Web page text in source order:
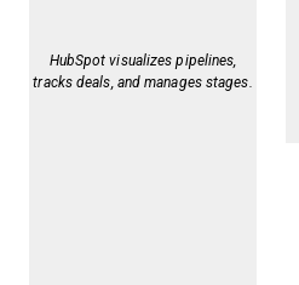
HubSpot visualizes pipelines,
tracks deals, and manages stages.